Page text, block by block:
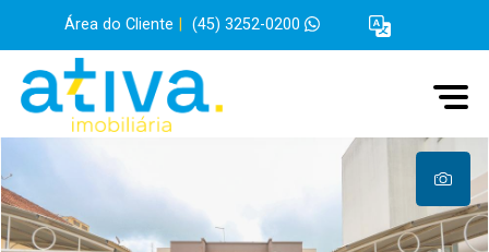
Área do Cliente (45) 3252-0200